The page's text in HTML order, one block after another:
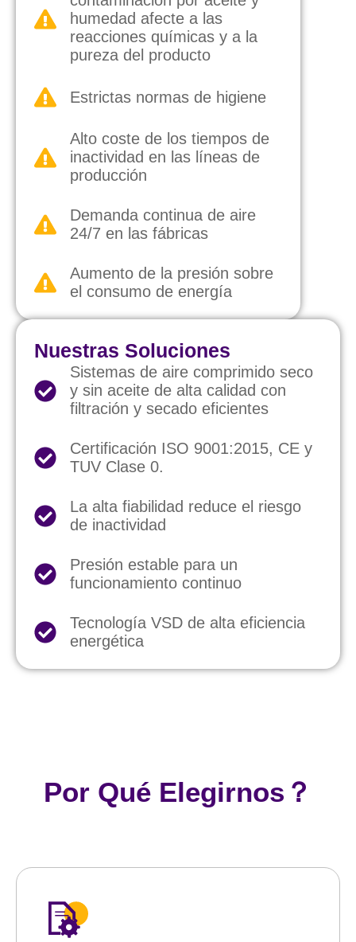
humedad afecte a las
reacciones químicas y a la
pureza del producto
Estrictas normas de higiene
Alto coste de los tiempos de
inactividad en las líneas de
producción
Demanda continua de aire
24/7 en las fábricas
Aumento de la presión sobre
el consumo de energía
Nuestras Soluciones
Sistemas de aire comprimido seco
y sin aceite de alta calidad con
filtración y secado eficientes
Certificación ISO 9001:2015, CE y
TUV Clase 0.
La alta fiabilidad reduce el riesgo
de inactividad
Presión estable para un
funcionamiento continuo
Tecnología VSD de alta eficiencia
energética
Por Qué Elegirnos？